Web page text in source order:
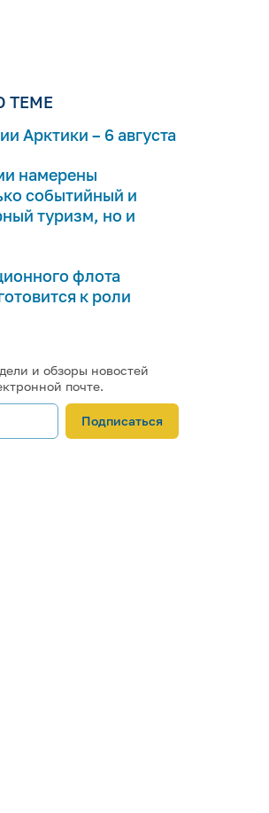
ТЕМЕ
Арктики – 6 августа
намерены
событийный и
туризм, но и
флота
к роли
и обзоры новостей
почте.
Подписаться